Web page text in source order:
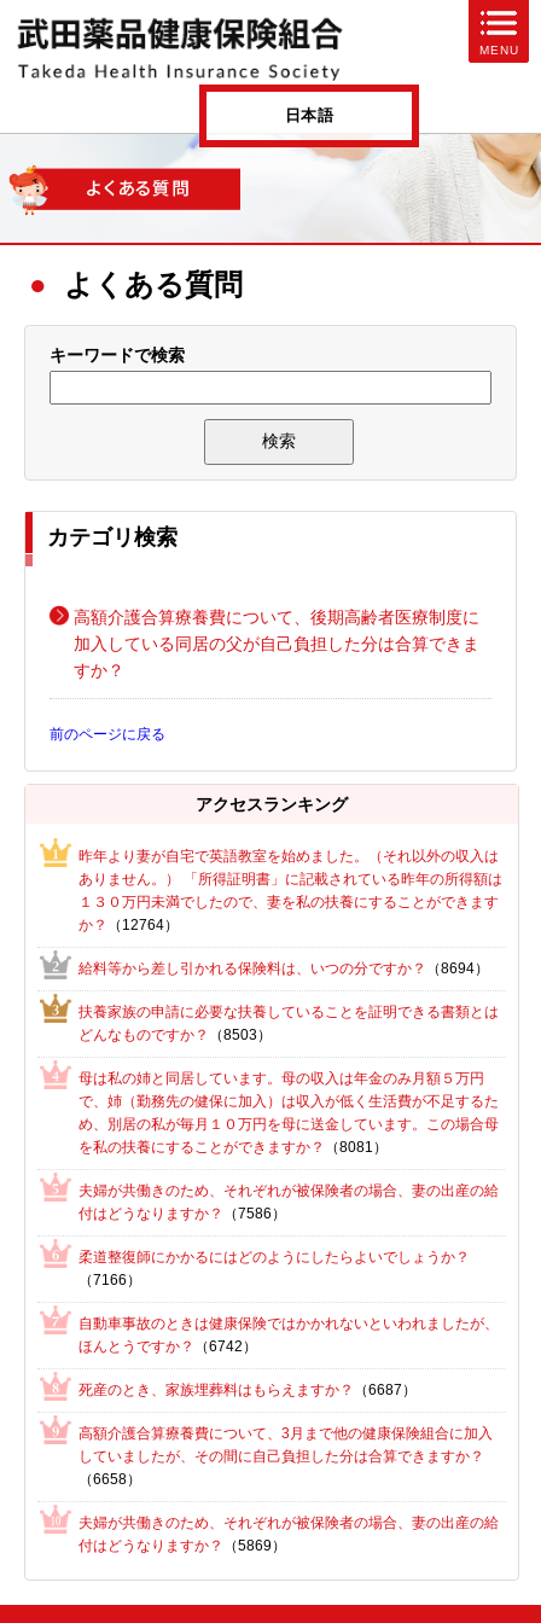
MENU
よくある質問
キーワードで検索
カテゴリ検索
高額介護合算療養費について、後期高齢者医療制度に
加入している同居の父が自己負担した分は合算できま
すか？
前のページに戻る
アクセスランキング
昨年より妻が自宅で英語教室を始めました。（それ以外の収入は
ありません。） 「所得証明書」に記載されている昨年の所得額は
１３０万円未満でしたので、妻を私の扶養にすることができます
か？
（12764）
給料等から差し引かれる保険料は、いつの分ですか？ （8694）
扶養家族の申請に必要な扶養していることを証明できる書類とは
どんなものですか？
（8503）
母は私の姉と同居しています。母の収入は年金のみ月額５万円
で、姉（勤務先の健保に加入）は収入が低く生活費が不足するた
め、別居の私が毎月１０万円を母に送金しています。この場合母
を私の扶養にすることができますか？
（8081）
夫婦が共働きのため、それぞれが被保険者の場合、妻の出産の給
付はどうなりますか？
（7586）
柔道整復師にかかるにはどのようにしたらよいでしょうか？
（7166）
自動車事故のときは健康保険ではかかれないといわれましたが、
ほんとうですか？
（6742）
死産のとき、家族埋葬料はもらえますか？ （6687）
高額介護合算療養費について、3月まで他の健康保険組合に加入
していましたが、その間に自己負担した分は合算できますか？
（6658）
夫婦が共働きのため、それぞれが被保険者の場合、妻の出産の給
付はどうなりますか？
（5869）
日本語